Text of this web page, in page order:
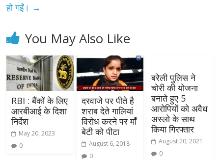
हो गईं। →
You May Also Like
RBI : बैंकों के लिए
आरबीआई के दिशा
निर्देश
May 20, 2023
0
दरवाजे पर पीते है
शराब देते गालियां
विरोध करने पर माँ
बेटी को पीटा
August 6, 2018
0
बरेली पुलिस ने
चोरी की योजना
बनाते हुए 5
आरोपियों को अवैध
अस्लो के साथ
किया गिरफ्तार
August 20, 2021
0